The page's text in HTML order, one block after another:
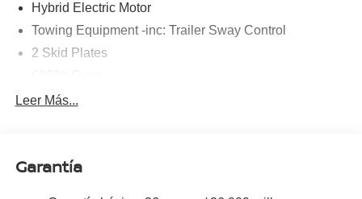
Hybrid Electric Motor
Towing Equipment -inc: Trailer Sway Control
2 Skid Plates
Gas-Pressurized Shock Absorbers
14.8 Gal. Fuel Tank
Leer Más...
Garantía